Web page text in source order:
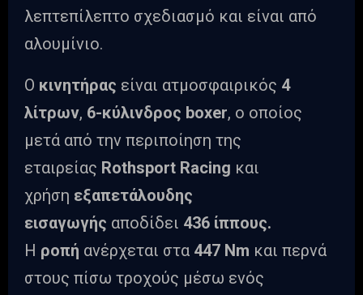
λεπτεπίλεπτο σχεδιασμό και είναι από
αλουμίνιο.
Ο κινητήρας είναι ατμοσφαιρικός 4
λίτρων, 6-κύλινδρος boxer, ο οποίος
μετά από την περιποίηση της
εταιρείας Rothsport Racing και
χρήση εξαπετάλουδης
εισαγωγής αποδίδει 436 ίππους.
Η ροπή ανέρχεται στα 447 Nm και περνά
στους πίσω τροχούς μέσω ενός